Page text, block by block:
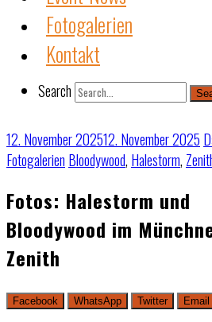
Fotogalerien
Kontakt
Search
12. November 202512. November 2025
Fotogalerien Bloodywood, Halestorm,
Fotos: Halestorm und
Bloodywood im
Zenith
Facebook WhatsApp Twitter Email